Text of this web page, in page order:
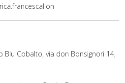
Blu Cobalto, via don Bonsignori 14,